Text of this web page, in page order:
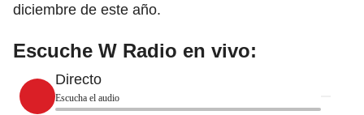
diciembre de este año.
Escuche W Radio en vivo:
Directo
Escucha el audio